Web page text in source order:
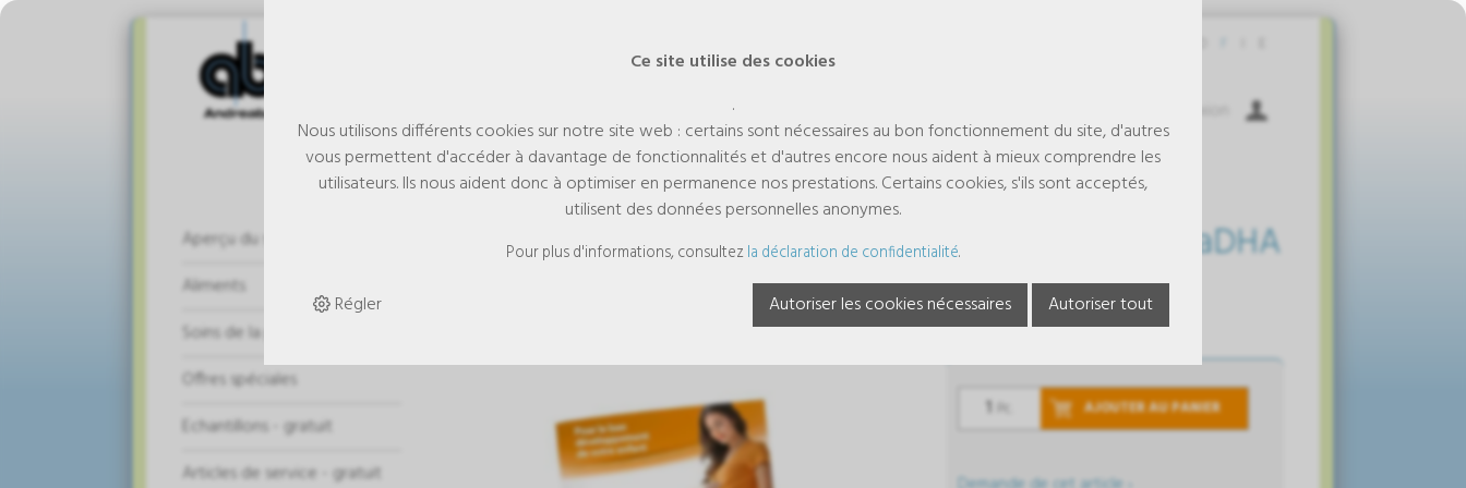
Aperçu du shop
Aliments
Soins de la peau
Offres spéciales
Echantillons - gratuit
Articles de service - gratuit
Brochure AndreaDHA plus français - Brochure AndreaDHA
Pc. AJOUTER AU PANIER
Ce site utilise des cookies
.
Nous utilisons différents cookies sur notre site web : certains sont nécessaires au bon fonctionnement du site, d'autres
vous permettent d'accéder à davantage de fonctionnalités et d'autres encore nous aident à mieux comprendre les
utilisateurs. Ils nous aident donc à optimiser en permanence nos prestations. Certains cookies, s'ils sont acceptés,
utilisent des données personnelles anonymes.
Pour plus d'informations, consultezla déclaration de confidentialité.
Régler Autoriser les cookies nécessaires Autoriser tout